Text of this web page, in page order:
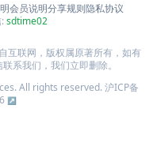
会员说明分享规则隐私协议
sdtime02
互联网，版权属原著所有，如有
系我们，我们立即删除。
All rights reserved.沪ICP备